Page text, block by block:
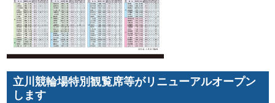
立川競輪場特別観覧席等がリニューアルオープン
します